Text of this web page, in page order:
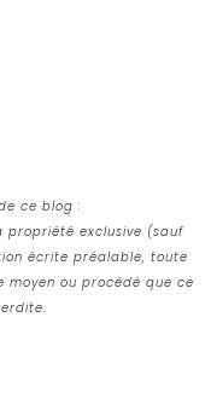
ce blog :
exclusive (sauf
écrite préalable, toute
ou procédé que ce